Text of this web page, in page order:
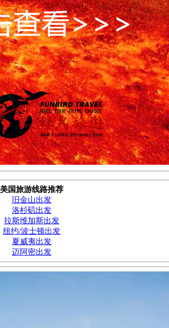
美国旅游线路推荐
旧金山出发
洛杉矶出发
拉斯维加斯出发
纽约/波士顿出发
夏威夷出发
迈阿密出发